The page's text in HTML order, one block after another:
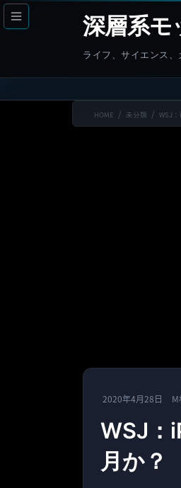
コ
ン
へ
ナ
ビ
ョ
深層系モ
ライフ、サイエンス
HOME 未分類 WSJ
2020年4月28日
WSJ：
月か？